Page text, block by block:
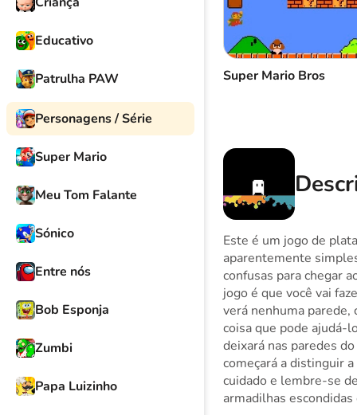
Educativo
Patrulha PAW
Personagens / Série
Super Mario
Meu Tom Falante
Sónico
Entre nós
Bob Esponja
Zumbi
Papa Luizinho
Super Mario Bros
Este é um jogo de
aparentemente
confusas para chegar
jogo é que você vai
verá nenhuma
coisa que pode ajudá-
deixará nas paredes
começará a distinguir
cuidado e lembre-se
armadilhas